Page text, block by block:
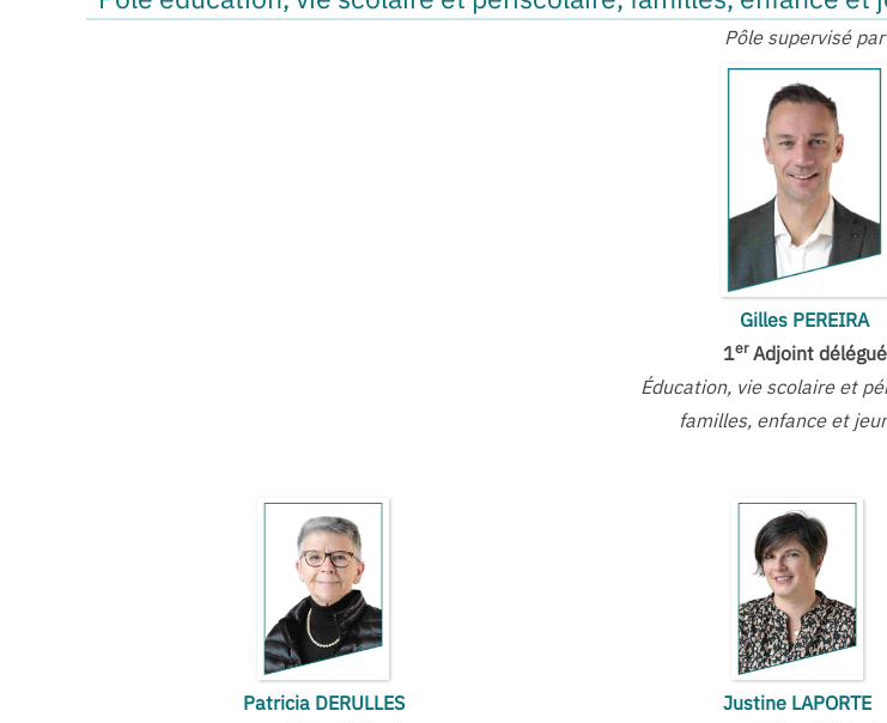
Pôle supervisé par
Gilles PEREIRA
1erAdjoint délégué
Éducation, vie scolaire et
familles, enfance et
Patricia DERULLES
Justine LAPORTE